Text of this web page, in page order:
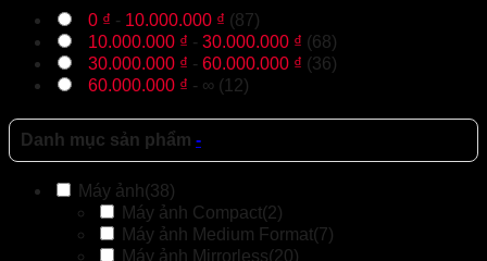
0 ₫ - 10.000.000 ₫ (87)
10.000.000 ₫ - 30.000.000 ₫ (68)
30.000.000 ₫ - 60.000.000 ₫ (36)
60.000.000 ₫ - ∞ (12)
Danh mục sản phẩm -
Máy ảnh(38)
Máy ảnh Compact(2)
Máy ảnh Medium Format(7)
Máy ảnh Mirrorless(20)